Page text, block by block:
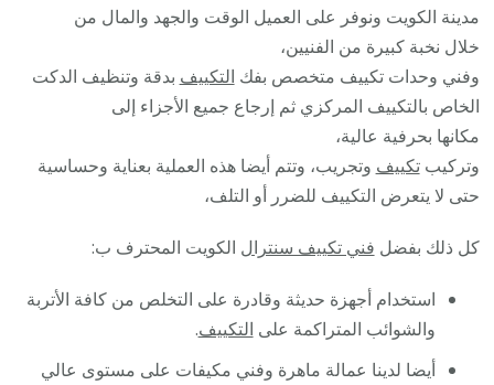
مدينة الكويت ونوفر على العميل الوقت والجهد والمال من
خلال نخبة كبيرة من الفنيين،
وفني وحدات تكييف متخصص بفك التكييف بدقة وتنظيف الدكت
الخاص بالتكييف المركزي ثم إرجاع جميع الأجزاء إلى
مكانها بحرفية عالية،
وتركيبتكييف وتجريب، وتتم أيضا هذه العملية بعناية وحساسية
حتى لا يتعرض التكييف للضرر أو التلف،
كل ذلك بفضل فني تكييف سنترال الكويت المحترف ب:
استخدام أجهزة حديثة وقادرة على التخلص من كافة الأتربة
والشوائب المتراكمة على التكييف.
أيضا لدينا عمالة ماهرة وفني مكيفات على مستوى عالي